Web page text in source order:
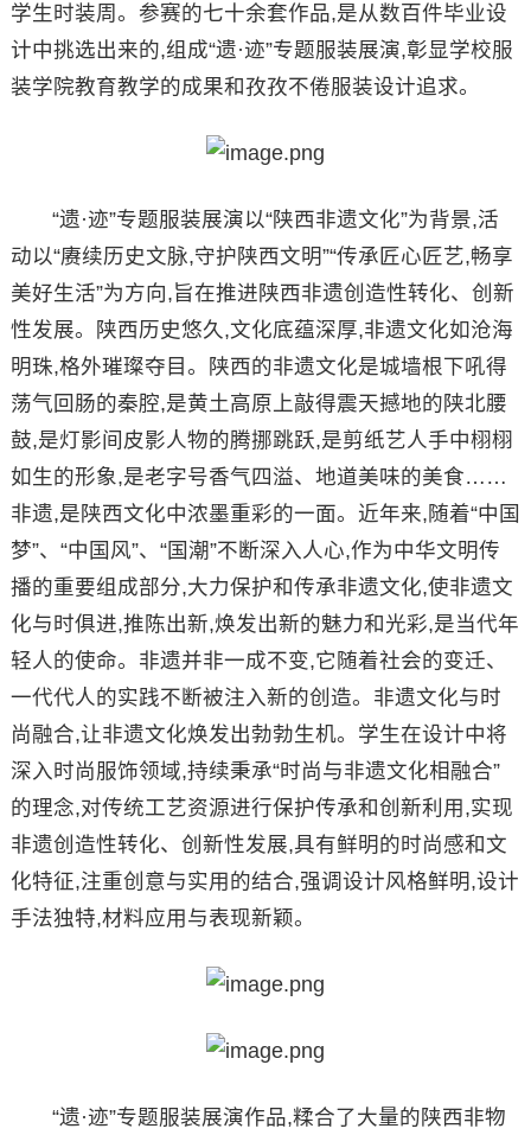
学生时装周。参赛的七十余套作品,是从数百件毕业设
计中挑选出来的,组成“遗·迹”专题服装展演,彰显学校服
装学院教育教学的成果和孜孜不倦服装设计追求。
“遗·迹”专题服装展演以“陕西非遗文化”为背景,活
动以“赓续历史文脉,守护陕西文明”“传承匠心匠艺,畅享
美好生活”为方向,旨在推进陕西非遗创造性转化、创新
性发展。陕西历史悠久,文化底蕴深厚,非遗文化如沧海
明珠,格外璀璨夺目。陕西的非遗文化是城墙根下吼得
荡气回肠的秦腔,是黄土高原上敲得震天撼地的陕北腰
鼓,是灯影间皮影人物的腾挪跳跃,是剪纸艺人手中栩栩
如生的形象,是老字号香气四溢、地道美味的美食……
非遗,是陕西文化中浓墨重彩的一面。近年来,随着“中国
梦”、“中国风”、“国潮”不断深入人心,作为中华文明传
播的重要组成部分,大力保护和传承非遗文化,使非遗文
化与时俱进,推陈出新,焕发出新的魅力和光彩,是当代年
轻人的使命。非遗并非一成不变,它随着社会的变迁、
一代代人的实践不断被注入新的创造。非遗文化与时
尚融合,让非遗文化焕发出勃勃生机。学生在设计中将
深入时尚服饰领域,持续秉承“时尚与非遗文化相融合”
的理念,对传统工艺资源进行保护传承和创新利用,实现
非遗创造性转化、创新性发展,具有鲜明的时尚感和文
化特征,注重创意与实用的结合,强调设计风格鲜明,设计
手法独特,材料应用与表现新颖。
“遗·迹”专题服装展演作品,糅合了大量的陕西非物